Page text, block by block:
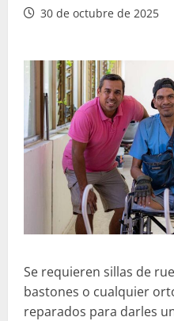
30 de octubre de 2025
Se requieren sillas de
bastones o cualquier
reparados para darles